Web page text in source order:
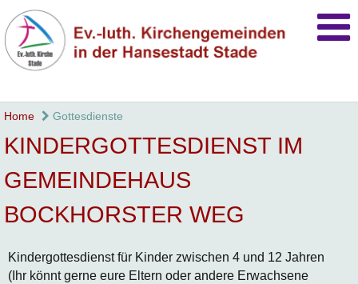
Home Gottesdienste
KINDERGOTTESDIENST IM
GEMEINDEHAUS
BOCKHORSTER WEG
Kindergottesdienst für Kinder zwischen 4 und 12 Jahren
(Ihr könnt gerne eure Eltern oder andere Erwachsene